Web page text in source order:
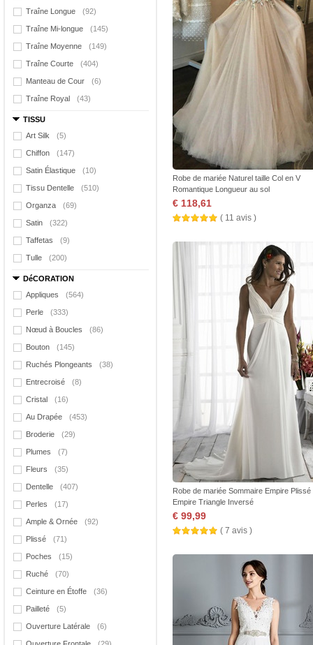
Traîne Longue (92)
Traîne Mi-longue (145)
Traîne Moyenne (149)
Traîne Courte (404)
Manteau de Cour (6)
Traîne Royal (43)
TISSU
Art Silk
(5)
Chiffon (147)
Satin Élastique (10)
Tissu Dentelle (510)
Organza (69)
Satin (322)
Taffetas (9)
Tulle (200)
DéCORATION
Appliques
(564)
Perle (333)
Nœud à Boucles (86)
Bouton (145)
Ruchés Plongeants (38)
Entrecroisé (8)
Cristal (16)
Au Drapée (453)
Broderie (29)
Plumes (7)
Fleurs (35)
Dentelle (407)
Perles (17)
Ample & Ornée (92)
Plissé (71)
Poches (15)
Ruché (70)
Ceinture en Étoffe (36)
Pailleté (5)
Ouverture Latérale (6)
Robe de mariée Naturel taille Col en V
Romantique Longueur au sol
€ 118,61
( 11 avis )
Robe de mariée Sommaire Empire Plissé
Empire Triangle Inversé
€ 99,99
( 7 avis )